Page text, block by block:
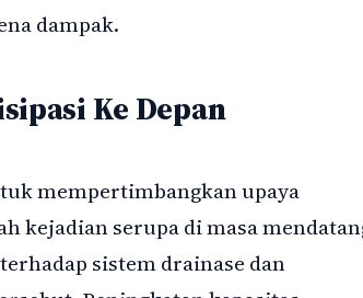
dampak.
Ke Depan
mempertimbangkan upaya
kejadian serupa di masa
sistem drainase dan